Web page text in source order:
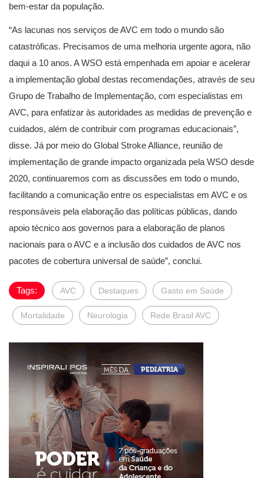
bem-estar da população.
“As lacunas nos serviços de AVC em todo o mundo são
catastróficas. Precisamos de uma melhoria urgente agora, não
daqui a 10 anos. A WSO está empenhada em apoiar e acelerar
a implementação global destas recomendações, através de seu
Grupo de Trabalho de Implementação, com especialistas em
AVC, para enfatizar às autoridades as medidas de prevenção e
cuidados, além de contribuir com programas educacionais”,
disse. Já por meio do Global Stroke Alliance, reunião de
implementação de grande impacto organizada pela WSO desde
2020, continuaremos com as discussões em todo o mundo,
facilitando a comunicação entre os especialistas em AVC e os
responsáveis pela elaboração das políticas públicas, dando
apoio técnico aos governos para a elaboração de planos
nacionais para o AVC e a inclusão dos cuidados de AVC nos
pacotes de cobertura universal de saúde”, conclui.
Tags: AVC Destaques Gasto em Saúde
Mortalidade Neurologia Rede Brasil AVC